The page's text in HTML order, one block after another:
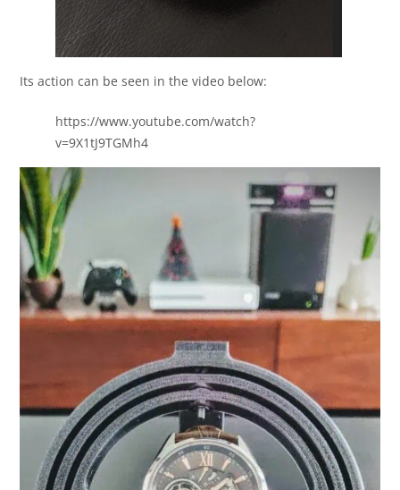
Its action can be seen in the video below:
https://www.youtube.com/watch?
v=9X1tJ9TGMh4